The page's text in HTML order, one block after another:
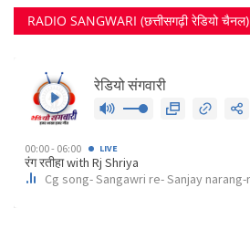
RADIO SANGWARI (छत्तीसगढ़ी रेडियो चैनल)